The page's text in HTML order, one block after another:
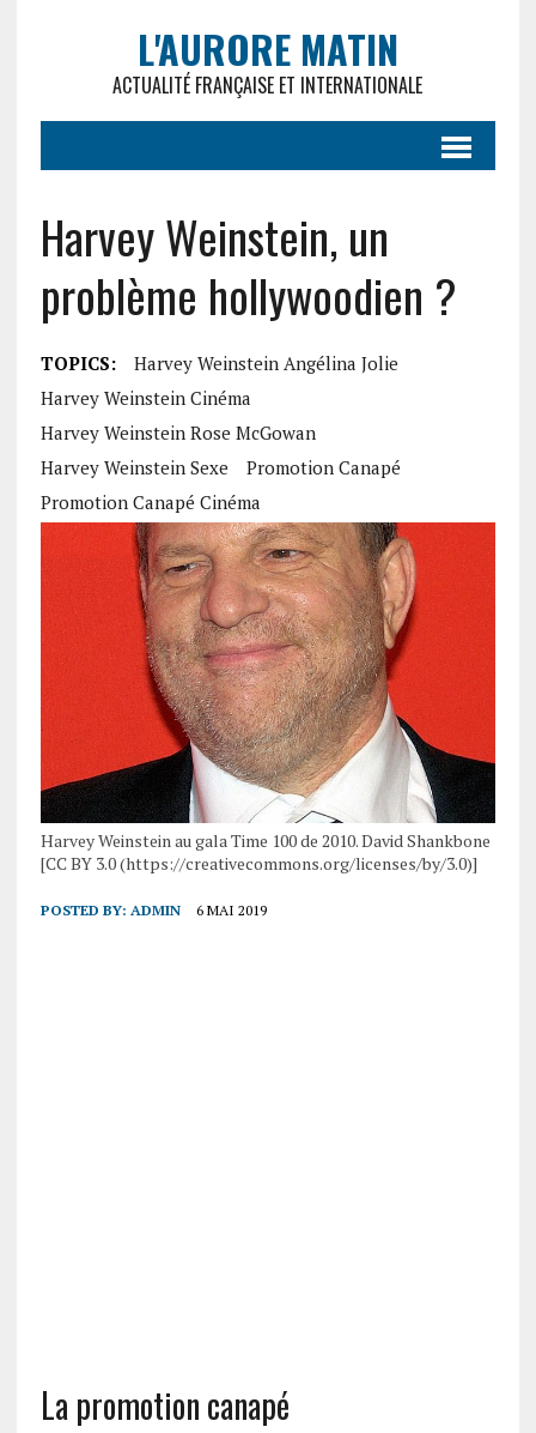
L'AURORE MATIN
ACTUALITÉ FRANÇAISE ET INTERNATIONALE
Harvey Weinstein, un
problème hollywoodien ?
TOPICS:
Harvey Weinstein Angélina Jolie
Harvey Weinstein Cinéma
Harvey Weinstein Rose McGowan
Harvey Weinstein Sexe
Promotion Canapé
Promotion Canapé Cinéma
Harvey Weinstein au gala Time 100 de 2010. David Shankbone
[CC BY 3.0 (https://creativecommons.org/licenses/by/3.0)]
POSTED BY: ADMIN 6 MAI 2019
La promotion canapé